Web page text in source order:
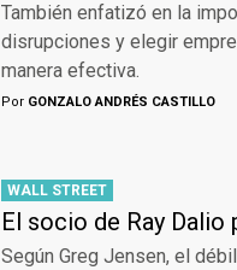
También enfatizó en la
disrupciones y elegir
manera efectiva.
Por GONZALO ANDRÉS CASTILLO
WALL STREET
El socio de Ray
Según Greg Jensen, el